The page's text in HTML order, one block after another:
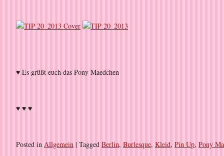
♥ Es grüßt euch das Pony Maedchen
♥ ♥ ♥
Posted in Allgemein | Tagged Berlin, Burlesque, Kleid, Pin Up, Pony